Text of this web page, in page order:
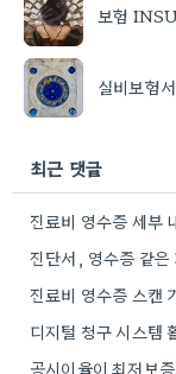
보험
실비보험
최근 댓글